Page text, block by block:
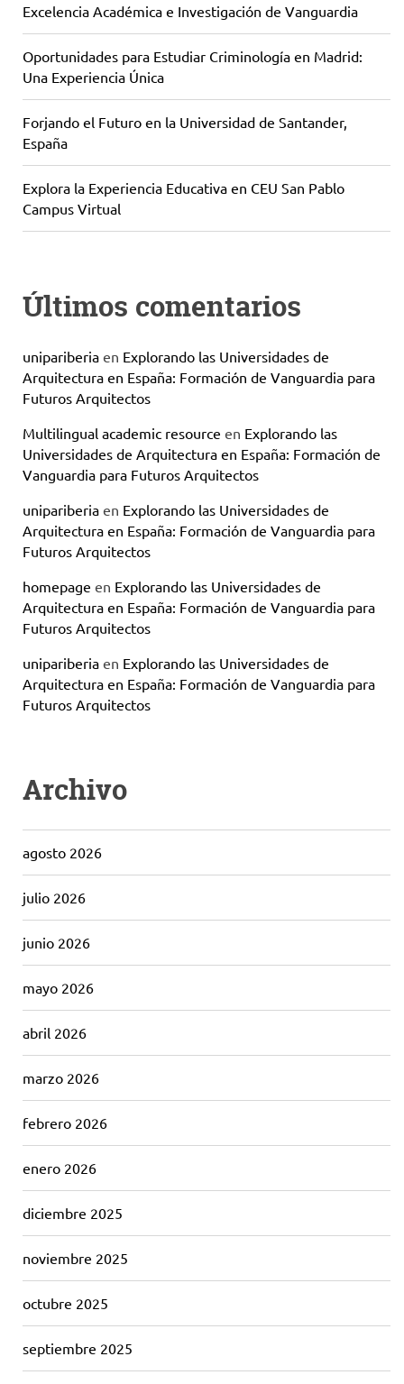
Excelencia Académica e Investigación de Vanguardia
Oportunidades para Estudiar Criminología en Madrid:
Una Experiencia Única
Forjando el Futuro en la Universidad de Santander,
España
Explora la Experiencia Educativa en CEU San Pablo
Campus Virtual
Últimos comentarios
unipariberia en Explorando las Universidades de
Arquitectura en España: Formación de Vanguardia para
Futuros Arquitectos
Multilingual academic resource en Explorando las
Universidades de Arquitectura en España: Formación de
Vanguardia para Futuros Arquitectos
unipariberia en Explorando las Universidades de
Arquitectura en España: Formación de Vanguardia para
Futuros Arquitectos
homepage en Explorando las Universidades de
Arquitectura en España: Formación de Vanguardia para
Futuros Arquitectos
unipariberia en Explorando las Universidades de
Arquitectura en España: Formación de Vanguardia para
Futuros Arquitectos
Archivo
agosto 2026
julio 2026
junio 2026
mayo 2026
abril 2026
marzo 2026
febrero 2026
enero 2026
diciembre 2025
noviembre 2025
octubre 2025
septiembre 2025